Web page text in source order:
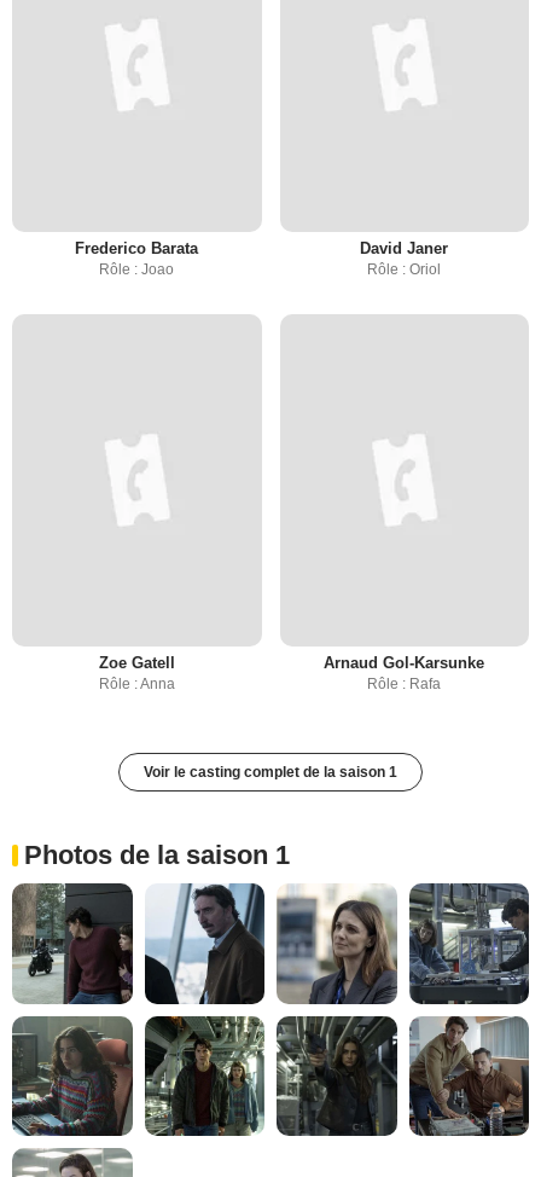
Frederico Barata
Rôle : Joao
David Janer
Rôle : Oriol
Zoe Gatell
Rôle : Anna
Arnaud Gol-Karsunke
Rôle : Rafa
Voir le casting complet de la saison 1
Photos de la saison 1